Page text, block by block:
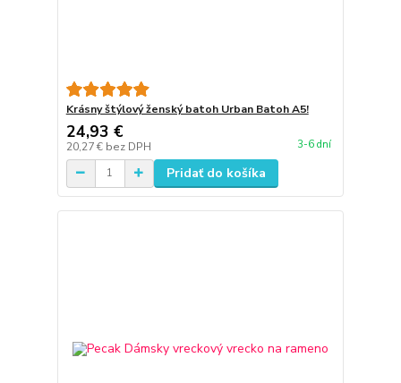
Krásny štýlový ženský batoh Urban Batoh A5!
24,93 €
20,27 € bez DPH 3-6 dní
Pridať do košíka